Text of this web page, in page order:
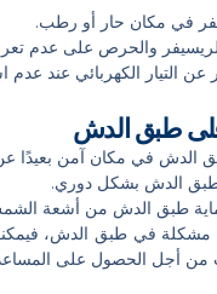
في مكان حار أو رطب.
والحرص على عدم
التيار الكهربائي عند عدم
طبق الدش
الدش في مكان آمن بعيدًا
الدش بشكل دوري.
طبق الدش من أشعة
مشكلة في طبق الدش،
أجل الحصول على